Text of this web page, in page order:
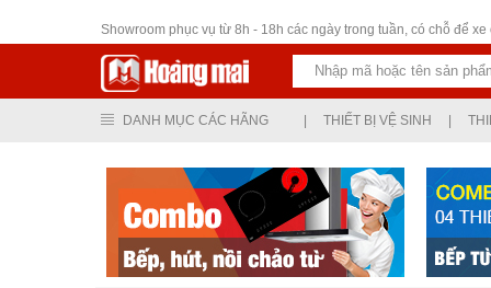
Showroom phục vụ từ 8h - 18h các ngày trong tuần, có chỗ để xe
DANH MỤC CÁC HÃNG THIẾT BỊ VỆ SINH